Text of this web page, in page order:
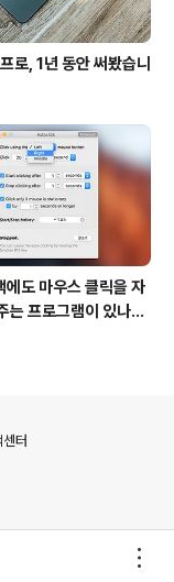
로, 1년 동안 써봤습니
도 마우스 클릭을 자
는 프로그램이 있나
터